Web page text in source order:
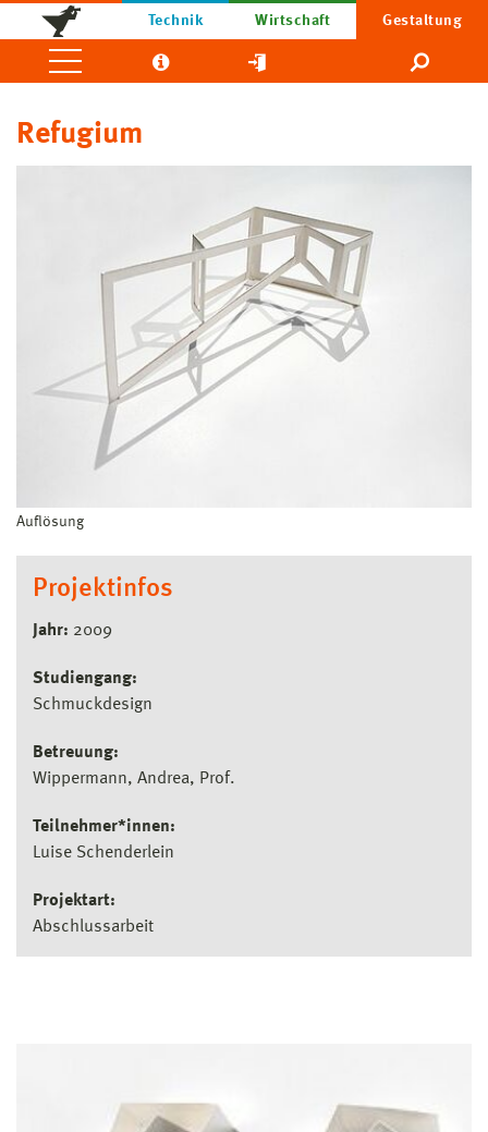
Technik Wirtschaft Gestaltung
Refugium
Auflösung
Projektinfos
Jahr: 2009
Studiengang:
Schmuckdesign
Betreuung:
Wippermann, Andrea, Prof.
Teilnehmer*innen:
Luise Schenderlein
Projektart:
Abschlussarbeit